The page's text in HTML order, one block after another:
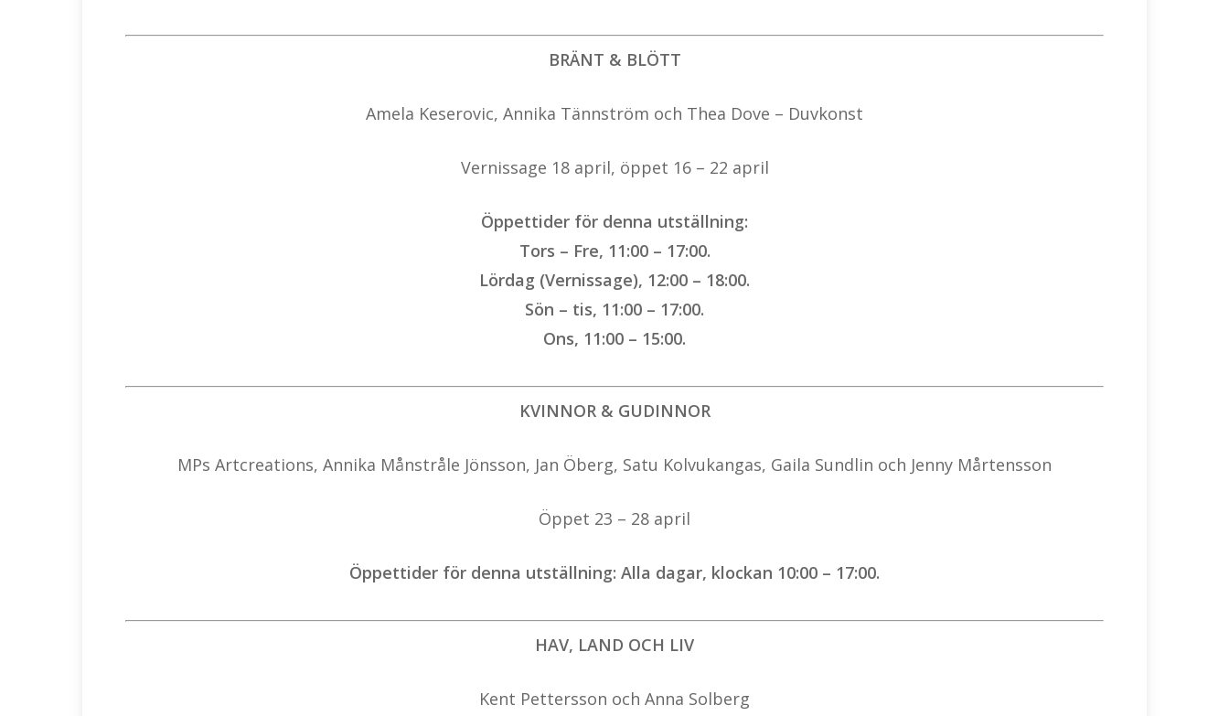
BRÄNT & BLÖTT
Amela Keserovic, Annika Tännström och Thea Dove – Duvkonst
Vernissage 18 april, öppet 16 – 22 april
Öppettider för denna utställning:
Tors – Fre, 11:00 – 17:00.
Lördag (Vernissage), 12:00 – 18:00.
Sön – tis, 11:00 – 17:00.
Ons, 11:00 – 15:00.
KVINNOR & GUDINNOR
MPs Artcreations, Annika Månstråle Jönsson, Jan Öberg, Satu Kolvukangas, Gaila Sundlin och Jenny Mårtensson
Öppet 23 – 28 april
Öppettider för denna utställning: Alla dagar, klockan 10:00 – 17:00.
HAV, LAND OCH LIV
Kent Pettersson och Anna Solberg